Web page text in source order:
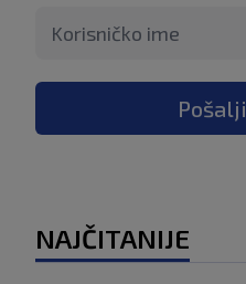
Pošalji
NAJČITANIJE